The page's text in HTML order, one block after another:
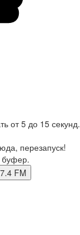
от 5 до 15 секунд.
перезапуск!
буфер.
FM